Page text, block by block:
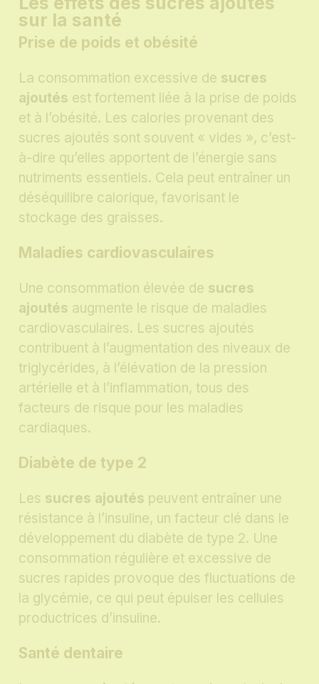
sur la santé
Prise de poids et obésité
La consommation excessive de sucres
ajoutés est fortement liée à la prise de poids
et à l’obésité. Les calories provenant des
sucres ajoutés sont souvent « vides », c’est-
à-dire qu’elles apportent de l’énergie sans
nutriments essentiels. Cela peut entraîner un
déséquilibre calorique, favorisant le
stockage des graisses.
Maladies cardiovasculaires
Une consommation élevée de sucres
ajoutés augmente le risque de maladies
cardiovasculaires. Les sucres ajoutés
contribuent à l’augmentation des niveaux de
triglycérides, à l’élévation de la pression
artérielle et à l’inflammation, tous des
facteurs de risque pour les maladies
cardiaques.
Diabète de type 2
Les sucres ajoutés peuvent entraîner une
résistance à l’insuline, un facteur clé dans le
développement du diabète de type 2. Une
consommation régulière et excessive de
sucres rapides provoque des fluctuations de
la glycémie, ce qui peut épuiser les cellules
productrices d’insuline.
Santé dentaire